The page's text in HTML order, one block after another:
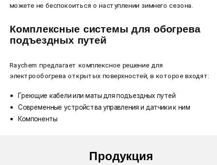
можете не беспокоиться о наступлении зимнего сезона.
Комплексные системы для обогрева
подъездных путей
Raychem предлагает комплексное решение для
электрообогрева открытых поверхностей, в которое входят:
Греющие кабели или маты для подъездных путей
Современные устройства управления и датчики к ним
Компоненты
Продукция